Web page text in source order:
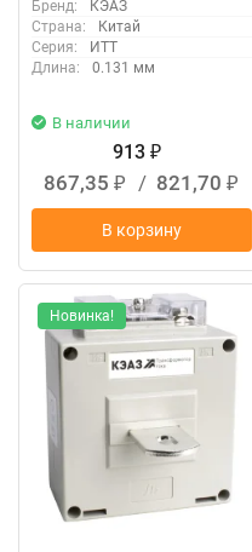
Бренд:
КЭАЗ
Страна:
Китай
Серия:
ИТТ
Длина:
0.131 мм
В наличии
913 ₽
867,35 ₽ / 821,70 ₽
В корзину
Новинка!